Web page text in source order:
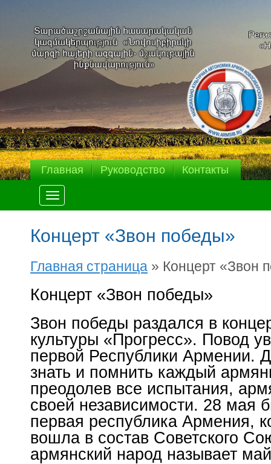
Главная Руководство Контакты
Меню
Концерт «Звон победы»
Главная страница » Концерт «Звон
Концерт «Звон победы»
Звон победы раздался в
культуры «Прогресс». Повод
первой Республики Армении.
знать и помнить каждый
преодолев все испытания,
своей независимости. 28 мая
первая республика Армения,
вошла в состав Советского
армянский народ называет